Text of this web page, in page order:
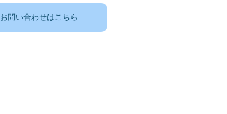
お問い合わせはこちら